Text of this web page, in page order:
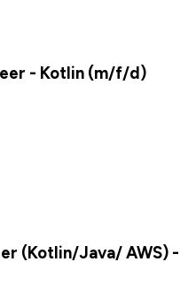
- Kotlin (m/f/d)
(Kotlin/Java/ AWS) -